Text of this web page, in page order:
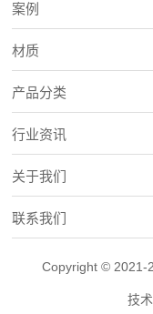
案例
材质
产品分类
行业资讯
关于我们
联系我们
Copyright © 2021-
技术